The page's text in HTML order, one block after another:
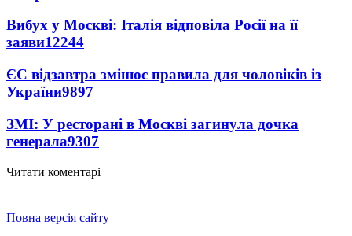
Вибух у Москві: Італія відповіла Росії на її
заяви12244
ЄС відзавтра змінює правила для чоловіків із
України9897
ЗМІ: У ресторані в Москві загинула дочка
генерала9307
Читати коментарі
Повна версія сайту